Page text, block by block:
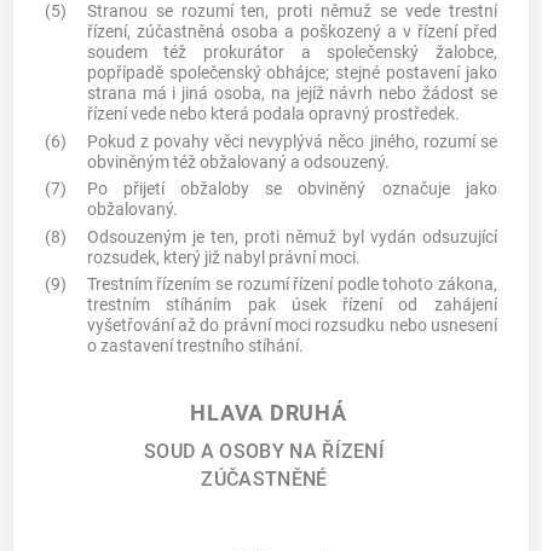
(5)
Stranou se rozumí ten, proti němuž se vede trestní
řízení, zúčastněná osoba a poškozený a v řízení před
soudem též prokurátor a společenský žalobce,
popřípadě společenský obhájce; stejné postavení jako
strana má i jiná osoba, na jejíž návrh nebo žádost se
řízení vede nebo která podala opravný prostředek.
(6)
Pokud z povahy věci nevyplývá něco jiného, rozumí se
obviněným též obžalovaný a odsouzený.
(7)
Po přijetí obžaloby se obviněný označuje jako
obžalovaný.
(8)
Odsouzeným je ten, proti němuž byl vydán odsuzující
rozsudek, který již nabyl právní moci.
(9)
Trestním řízením se rozumí řízení podle tohoto zákona,
trestním stíháním pak úsek řízení od zahájení
vyšetřování až do právní moci rozsudku nebo usnesení
o zastavení trestního stíhání.
HLAVA DRUHÁ
SOUD A OSOBY NA ŘÍZENÍ
ZÚČASTNĚNÉ